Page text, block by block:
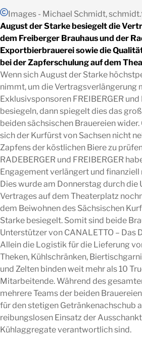
Images - Michael Schmidt,
August der Starke besiegelt die
dem Freiberger Brauhaus und der
Exportbierbrauerei sowie die
bei der Zapferschulung auf dem
Wenn sich August der Starke
nimmt, um die Vertragsverlängerung
Exklusivsponsoren FREIBERGER und
besiegeln, dann spiegelt dies das
beiden sächsischen Brauereien
sich der Kurfürst von Sachsen nicht
Zapfens der köstlichen Biere zu
RADEBERGER und FREIBERGER
Engagement verlängert und finanziell
Dies wurde am Donnerstag durch die
Vertrages auf dem Theaterplatz
dem Beiwohnen des Sächsischen
Starke besiegelt. Somit sind beide
Unterstützer von CANALETTO – Das
Allein die Logistik für die Lieferung
Theken, Kühlschränken,
und Zelten binden weit mehr als 10
Mitarbeitende. Während des
mehrere Teams der beiden
für den stetigen Getränkenachschub
reibungslosen Einsatz der
Kühlaggregate verantwortlich sind.